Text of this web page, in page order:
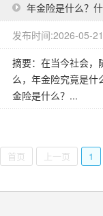
年金险是什么？
发布时间:2026-05-21
摘要：在当今社会，
么，年金险究竟是什
金险是什么？...
首页 上一页 1